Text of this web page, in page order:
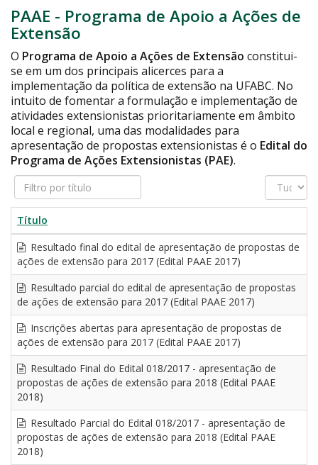
PAAE - Programa de Apoio a Ações de
Extensão
O Programa de Apoio a Ações de Extensão constitui-
se em um dos principais alicerces para a
implementação da política de extensão na UFABC. No
intuito de fomentar a formulação e implementação de
atividades extensionistas prioritariamente em âmbito
local e regional, uma das modalidades para
apresentação de propostas extensionistas é o Edital do
Programa de Ações Extensionistas (PAE).
Filtro
por
título
Exibir
#
Título
Resultado final do edital de apresentação de propostas de
ações de extensão para 2017 (Edital PAAE 2017)
Resultado parcial do edital de apresentação de propostas
de ações de extensão para 2017 (Edital PAAE 2017)
Inscrições abertas para apresentação de propostas de
ações de extensão para 2017 (Edital PAAE 2017)
Resultado Final do Edital 018/2017 - apresentação de
propostas de ações de extensão para 2018 (Edital PAAE
2018)
Resultado Parcial do Edital 018/2017 - apresentação de
propostas de ações de extensão para 2018 (Edital PAAE
2018)